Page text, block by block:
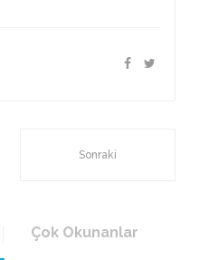
Sonraki
Çok Okunanlar